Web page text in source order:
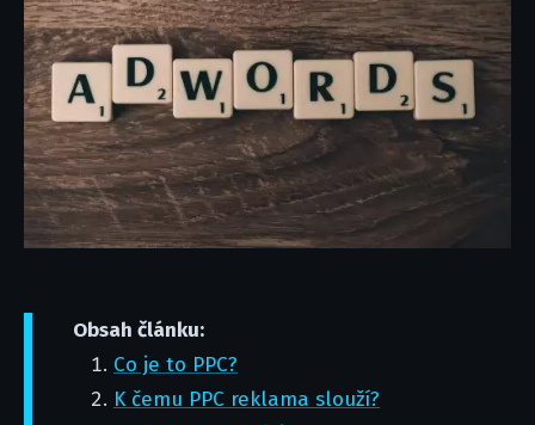
Obsah článku:
Co je to PPC?
K čemu PPC reklama slouží?